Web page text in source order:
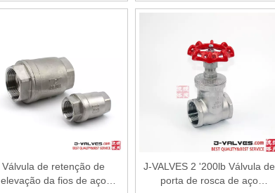
Válvula de retenção de
elevação da fios de aço
J-VALVES 2 '200lb Válvula de
porta de rosca de aço